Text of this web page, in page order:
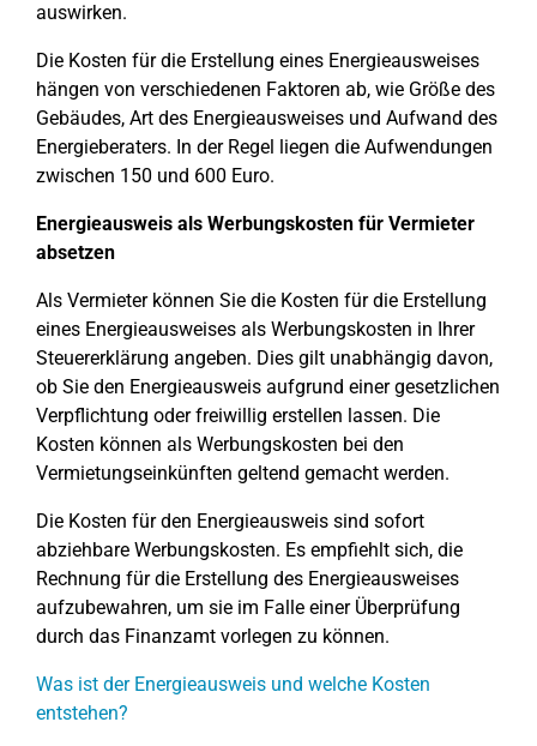
auswirken.
Die Kosten für die Erstellung eines Energieausweises
hängen von verschiedenen Faktoren ab, wie Größe des
Gebäudes, Art des Energieausweises und Aufwand des
Energieberaters. In der Regel liegen die Aufwendungen
zwischen 150 und 600 Euro.
Energieausweis als Werbungskosten für Vermieter
absetzen
Als Vermieter können Sie die Kosten für die Erstellung
eines Energieausweises als Werbungskosten in Ihrer
Steuererklärung angeben. Dies gilt unabhängig davon,
ob Sie den Energieausweis aufgrund einer gesetzlichen
Verpflichtung oder freiwillig erstellen lassen. Die
Kosten können als Werbungskosten bei den
Vermietungseinkünften geltend gemacht werden.
Die Kosten für den Energieausweis sind sofort
abziehbare Werbungskosten. Es empfiehlt sich, die
Rechnung für die Erstellung des Energieausweises
aufzubewahren, um sie im Falle einer Überprüfung
durch das Finanzamt vorlegen zu können.
Was ist der Energieausweis und welche Kosten
entstehen?